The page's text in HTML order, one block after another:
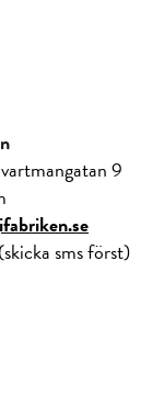
9
(skicka sms först)